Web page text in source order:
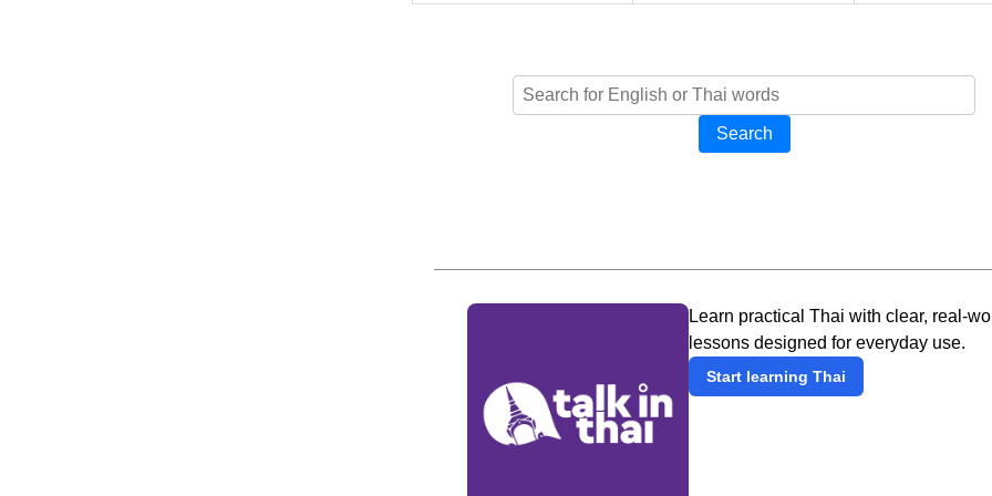
Search
Learn practical Thai with clear, real-
lessons designed for everyday use.
Start learning Thai